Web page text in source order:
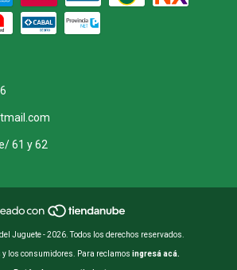
61 y 62
Juguete - 2026. Todos los derechos reservados.
y los consumidores. Para reclamos ingresá acá.